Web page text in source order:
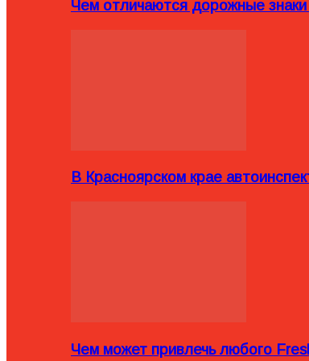
Чем отличаются дорожные
В Красноярском крае
Чем может привлечь любого